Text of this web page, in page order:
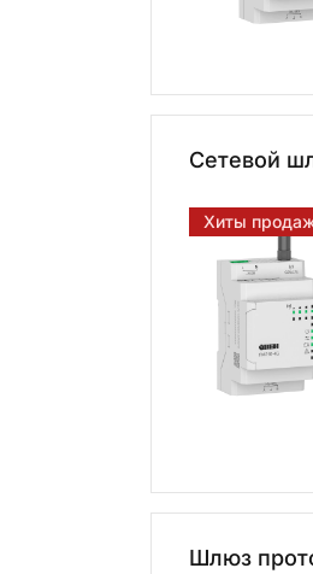
Сетевой
Хиты
Шлюз